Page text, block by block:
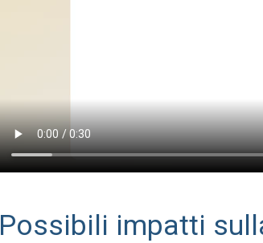
Possibili impatti